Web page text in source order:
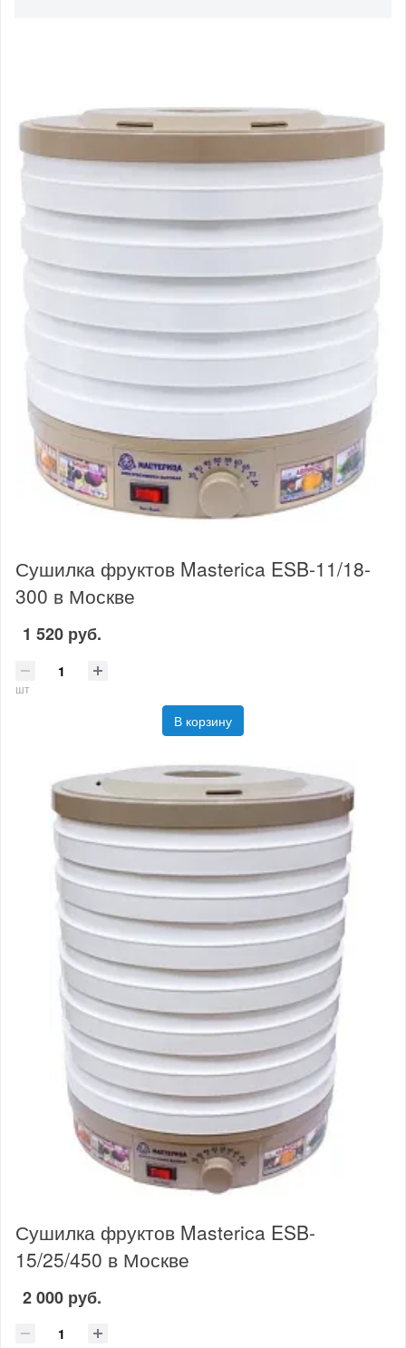
Сушилка фруктов Masterica ESB-11/18-
300 в Москве
1 520 руб.
шт
В корзину
Сушилка фруктов Masterica ESB-
15/25/450 в Москве
2 000 руб.